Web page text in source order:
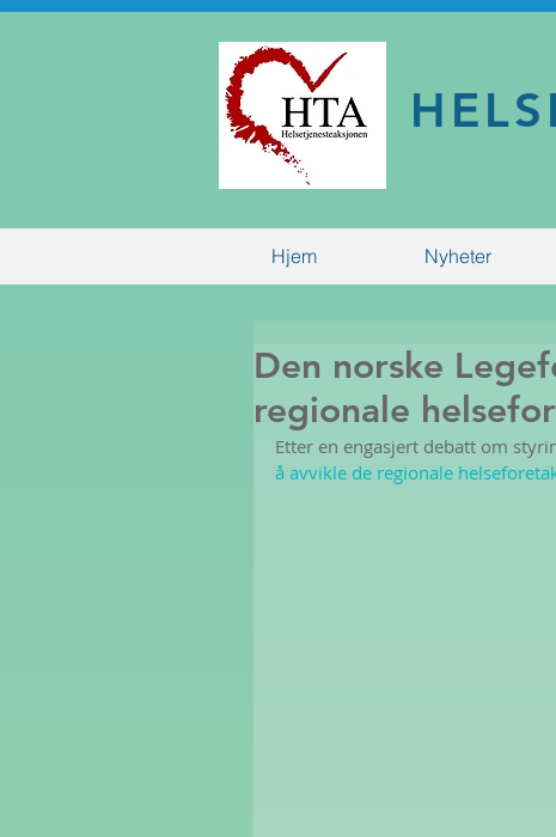
Hjem Nyheter
Den norske
regionale
Etter en engasjert debatt om
å avvikle de regionale